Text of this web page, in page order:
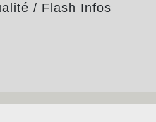
/ Flash Infos